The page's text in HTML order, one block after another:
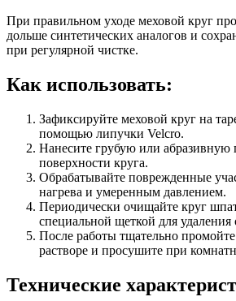
При правильном уходе меховой круг
дольше синтетических аналогов и
при регулярной чистке.
Как использовать:
Зафиксируйте меховой круг на
помощью липучки Velcro.
Нанесите грубую или абразивную
поверхности круга.
Обрабатывайте поврежденные
нагрева и умеренным давлением.
Периодически очищайте круг
специальной щеткой для удаления
После работы тщательно
растворе и просушите при
Технические